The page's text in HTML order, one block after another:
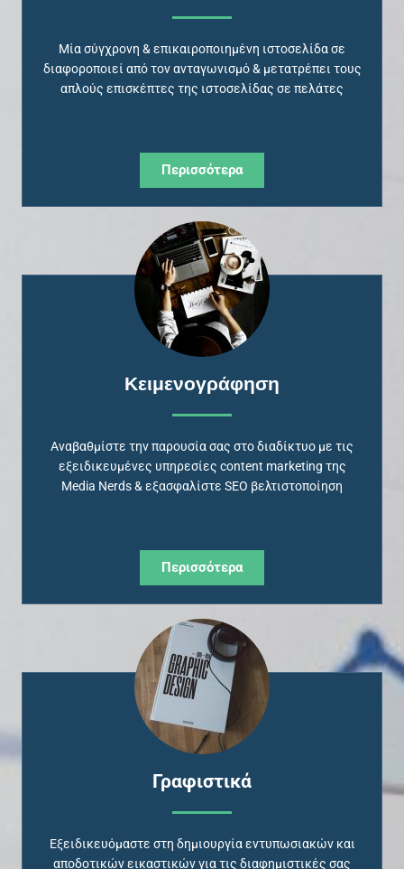
Μία σύγχρονη & επικαιροποιημένη ιστοσελίδα σε
διαφοροποιεί από τον ανταγωνισμό & μετατρέπει τους
απλούς επισκέπτες της ιστοσελίδας σε πελάτες
Περισσότερα
Κειμενογράφηση
Αναβαθμίστε την παρουσία σας στο διαδίκτυο με τις
εξειδικευμένες υπηρεσίες content marketing της
Media Nerds & εξασφαλίστε SEO βελτιστοποίηση
Περισσότερα
Γραφιστικά
Eξειδικευόμαστε στη δημιουργία εντυπωσιακών και
αποδοτικών εικαστικών για τις διαφημιστικές σας